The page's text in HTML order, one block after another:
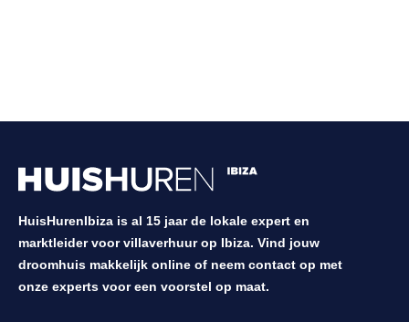
HuisHurenIbiza is al 15 jaar de lokale expert en
marktleider voor villaverhuur op Ibiza. Vind jouw
droomhuis makkelijk online of neem contact op met
onze experts voor een voorstel op maat.